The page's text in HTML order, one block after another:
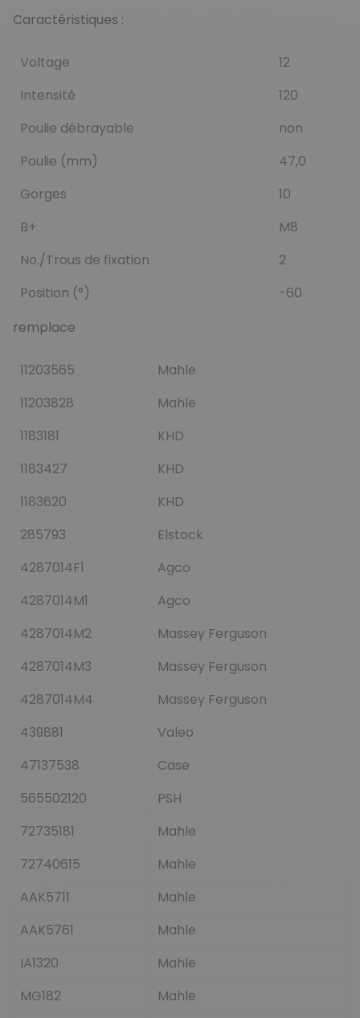
Caractéristiques :
Voltage
12
Intensité
120
Poulie débrayable
non
Poulie (mm)
47,0
Gorges
10
B+
M8
No./Trous de fixation
2
Position (°)
-60
remplace
11203565
Mahle
11203828
Mahle
1183181
KHD
1183427
KHD
1183620
KHD
285793
Elstock
4287014F1
Agco
4287014M1
Agco
4287014M2
Massey Ferguson
4287014M3
Massey Ferguson
4287014M4
Massey Ferguson
439881
Valeo
47137538
Case
565502120
PSH
72735181
Mahle
72740615
Mahle
AAK5711
Mahle
AAK5761
Mahle
IA1320
Mahle
MG182
Mahle